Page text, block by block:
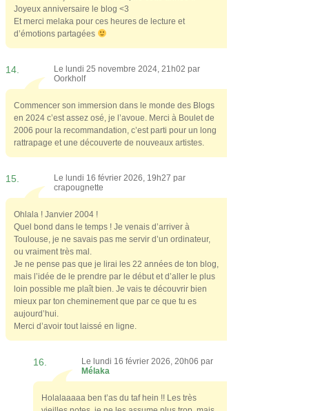
Joyeux anniversaire le blog <3
Et merci melaka pour ces heures de lecture et
d’émotions partagées
14.
Le lundi 25 novembre 2024, 21h02 par
Oorkholf
Commencer son immersion dans le monde des Blogs
en 2024 c’est assez osé, je l’avoue. Merci à Boulet de
2006 pour la recommandation, c’est parti pour un long
rattrapage et une découverte de nouveaux artistes.
15.
Le lundi 16 février 2026, 19h27 par
crapougnette
Ohlala ! Janvier 2004 !
Quel bond dans le temps ! Je venais d’arriver à
Toulouse, je ne savais pas me servir d’un ordinateur,
ou vraiment très mal.
Je ne pense pas que je lirai les 22 années de ton blog,
mais l’idée de le prendre par le début et d’aller le plus
loin possible me plaît bien. Je vais te découvrir bien
mieux par ton cheminement que par ce que tu es
aujourd’hui.
Merci d’avoir tout laissé en ligne.
16.
Le lundi 16 février 2026, 20h06 par
Mélaka
Holalaaaaa ben t’as du taf hein !! Les très